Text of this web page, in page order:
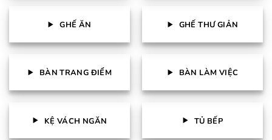
GHẾ ĂN GHẾ THƯ GIẢN
BÀN TRANG ĐIỂM BÀN LÀM VIỆC
KỆ VÁCH NGĂN TỦ BẾP